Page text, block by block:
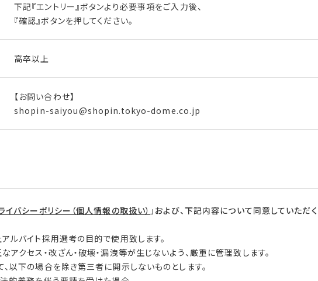
下記『エントリー』ボタンより必要事項をご入力後、
『確認』ボタンを押してください。
高卒以上
【お問い合わせ】
shopin-saiyou@shopin.tokyo-dome.co.jp
イバシーポリシー（個人情報の取扱い） 」および、下記内容について同意していただ
ルバイト採用選考の目的で使用致します。
クセス・改ざん・破壊・漏洩等が生じないよう、厳重に管理致します。
以下の場合を除き第三者に開示しないものとします。